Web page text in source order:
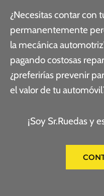
¿Necesitas contar con
permanentemente
la mecánica
pagando costosas
¿preferirías prevenir
el valor de tu
¡Soy Sr.Ruedas y